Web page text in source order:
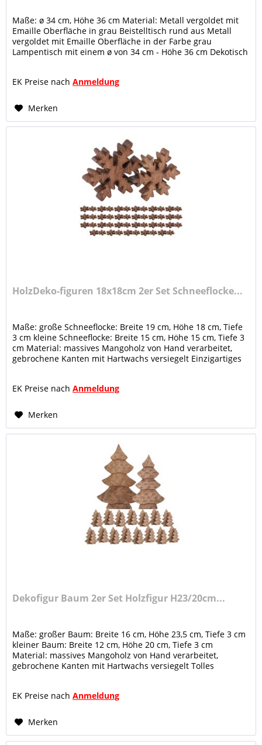
Maße: ø 34 cm, Höhe 36 cm Material: Metall vergoldet mit
Emaille Oberfläche in grau Beistelltisch rund aus Metall
vergoldet mit Emaille Oberfläche in der Farbe grau
Lampentisch mit einem ø von 34 cm - Höhe 36 cm Dekotisch
EK Preise nachAnmeldung
Merken
HolzDeko-figuren 18x18cm 2er Set Schneeflocke...
Maße: große Schneeflocke: Breite 19 cm, Höhe 18 cm, Tiefe
3 cm kleine Schneeflocke: Breite 15 cm, Höhe 15 cm, Tiefe 3
cm Material: massives Mangoholz von Hand verarbeitet,
gebrochene Kanten mit Hartwachs versiegelt Einzigartiges
EK Preise nachAnmeldung
Merken
Dekofigur Baum 2er Set Holzfigur H23/20cm...
Maße: großer Baum: Breite 16 cm, Höhe 23,5 cm, Tiefe 3 cm
kleiner Baum: Breite 12 cm, Höhe 20 cm, Tiefe 3 cm
Material: massives Mangoholz von Hand verarbeitet,
gebrochene Kanten mit Hartwachs versiegelt Tolles
EK Preise nachAnmeldung
Merken